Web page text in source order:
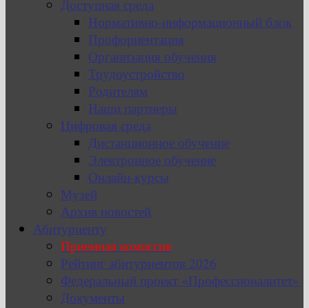
Доступная среда
Нормативно-информационный блок
Профориентация
Организация обучения
Трудоустройство
Родителям
Наши партнеры
Цифровая среда
Дистанционное обучение
Электронное обучение
Онлайн-курсы
Музей
Архив новостей
Абитуриенту
Приемная комиссия
Рейтинг абитуриентов 2026
Федеральный проект «Профессионалитет»
Документы